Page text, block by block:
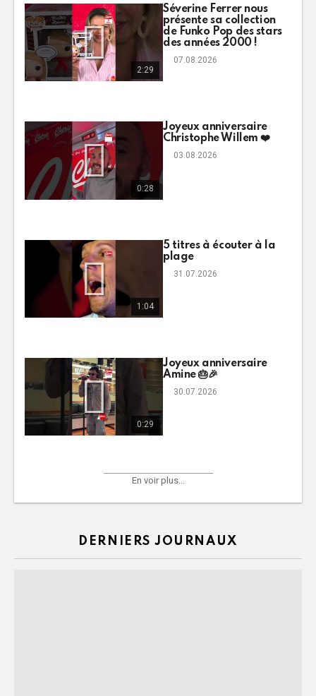
2:29
Séverine Ferrer nous
présente sa collection
de Funko Pop des stars
des années 2000 !
07.08.2026
0:28
Joyeux anniversaire
Christophe Willem ❤️
03.08.2026
1:04
5 titres à écouter à la
plage
31.07.2026
0:29
Joyeux anniversaire
Amine 🎂🎉
30.07.2026
En voir plus...
DERNIERS JOURNAUX